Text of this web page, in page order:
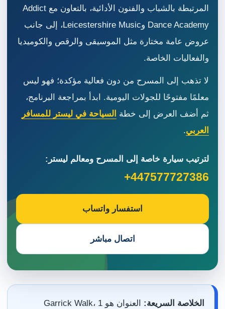
المرتبطة بالشباب والفنون الأدائية، بالتعاون مع Addict
Dance Academy وLeicestershire Music، إلى جانب
عروض عامة مختارة مثل الموسيقى والرقص والكوميديا
والفعاليات الخاصة.
لا تذهب إلى المسرح من دون فعالية مؤكدة؛ فهو ليس
معلمًا مفتوحًا للجولات اليومية. ابدأ بمراجعة البرنامج،
ثم أضف العرض إلى خطة السياحة في ليستر للمسافر
العربي.
لترتيب سيارة خاصة إلى المسرح ومعالم ليستر:
+447577727386
استفسار واتساب
اتصال مباشر
الخلاصة السريعة:
العنوان هو 1 Garrick Walk،